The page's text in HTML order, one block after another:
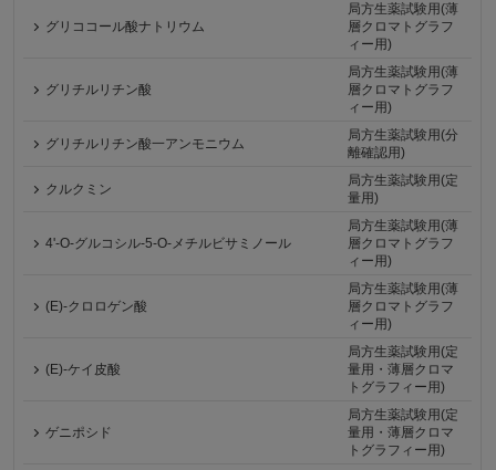
グリココール酸ナトリウム
局方生薬試験用(薄
層クロマトグラフ
ィー用)
グリチルリチン酸
局方生薬試験用(薄
層クロマトグラフ
ィー用)
グリチルリチン酸一アンモニウム
局方生薬試験用(分
離確認用)
クルクミン
局方生薬試験用(定
量用)
4'-O-グルコシル-5-O-メチルビサミノール
局方生薬試験用(薄
層クロマトグラフ
ィー用)
(E)-クロロゲン酸
局方生薬試験用(薄
層クロマトグラフ
ィー用)
(E)-ケイ皮酸
局方生薬試験用(定
量用・薄層クロマ
トグラフィー用)
ゲニポシド
局方生薬試験用(定
量用・薄層クロマ
トグラフィー用)